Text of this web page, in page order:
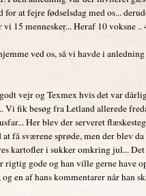
at fejre fødselsdag med os...
15 mennesker... Heraf 10 voksne ..
ved os, så vi havde i
vejr og Texmex hvis det var
Vi fik besøg fra Letland allerede
Her blev der serveret
få sværene sprøde, men der blev
kartofler i sukker omkring jul...
rigtig gode og han ville gerne have
en af hans kommentarer når han